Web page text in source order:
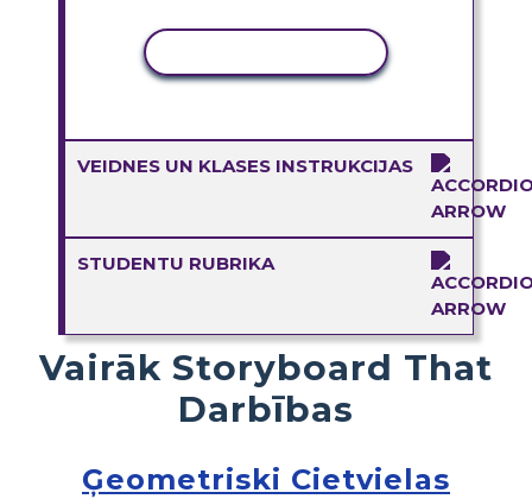
VEIDNES UN KLASES INSTRUKCIJAS
STUDENTU RUBRIKA
Vairāk Storyboard That
Darbības
Ģeometriski Cietvielas